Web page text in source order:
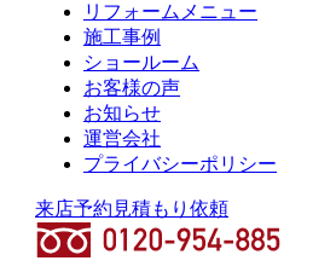
リフォームメニュー
施工事例
ショールーム
お客様の声
お知らせ
運営会社
プライバシーポリシー
来店予約 見積もり依頼